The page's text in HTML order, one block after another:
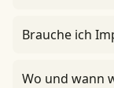
Brauche ich
Wo und wann